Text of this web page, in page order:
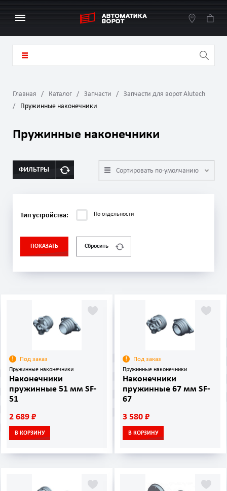
Главная Каталог Запчасти
Запчасти для ворот Alutech
Пружинные наконечники
Пружинные наконечники
ФИЛЬТРЫ Сортировать по-умолчанию
Тип устройства: По отдельности
ПОКАЗАТЬ Сбросить
Под заказ
Пружинные наконечники
Наконечники
пружинные 51 мм SF-
51
2 689 ₽
В КОРЗИНУ
Под заказ
Пружинные наконечники
Наконечники
пружинные 67 мм SF-
67
3 580 ₽
В КОРЗИНУ